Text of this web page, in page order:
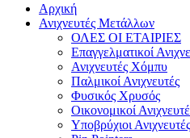
Αρχική
Ανιχνευτές Μετάλλων
ΟΛΕΣ ΟΙ ΕΤΑΙΡΙΕΣ
Επαγγελματικοί
Ανιχνευτές Χόμπυ
Παλμικοί Ανιχνευτές
Φυσικός Χρυσός
Οικονομικοί
Υποβρύχιοι Ανιχνευτές